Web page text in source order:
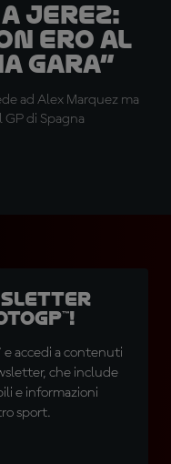
Jerez:
ero al
gara”
ad Alex Marquez ma
GP di Spagna
e accedi a contenuti
che include
e informazioni
sport.